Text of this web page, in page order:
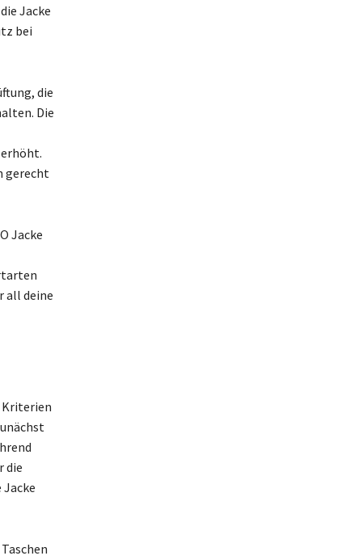
Jacke
bei
die
Die
gerecht
Jacke
all deine
Kriterien
die